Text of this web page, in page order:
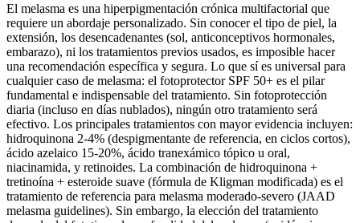
El melasma es una hiperpigmentación crónica multifactorial que
requiere un abordaje personalizado. Sin conocer el tipo de piel, la
extensión, los desencadenantes (sol, anticonceptivos hormonales,
embarazo), ni los tratamientos previos usados, es imposible hacer
una recomendación específica y segura. Lo que sí es universal para
cualquier caso de melasma: el fotoprotector SPF 50+ es el pilar
fundamental e indispensable del tratamiento. Sin fotoprotección
diaria (incluso en días nublados), ningún otro tratamiento será
efectivo. Los principales tratamientos con mayor evidencia incluyen:
hidroquinona 2-4% (despigmentante de referencia, en ciclos cortos),
ácido azelaico 15-20%, ácido tranexámico tópico u oral,
niacinamida, y retinoides. La combinación de hidroquinona +
tretinoína + esteroide suave (fórmula de Kligman modificada) es el
tratamiento de referencia para melasma moderado-severo (JAAD
melasma guidelines). Sin embargo, la elección del tratamiento